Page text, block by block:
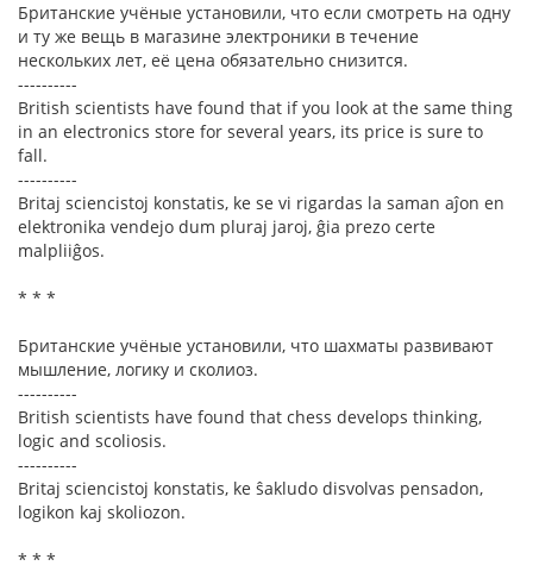
Британские учёные установили, что если смотреть на одну
и ту же вещь в магазине электроники в течение
нескольких лет, её цена обязательно снизится.
----------
British scientists have found that if you look at the same thing
in an electronics store for several years, its price is sure to
fall.
----------
Britaj sciencistoj konstatis, ke se vi rigardas la saman aĵon en
elektronika vendejo dum pluraj jaroj, ĝia prezo certe
malpliiĝos.
* * *
Британские учёные установили, что шахматы развивают
мышление, логику и сколиоз.
----------
British scientists have found that chess develops thinking,
logic and scoliosis.
----------
Britaj sciencistoj konstatis, ke ŝakludo disvolvas pensadon,
logikon kaj skoliozon.
* * *